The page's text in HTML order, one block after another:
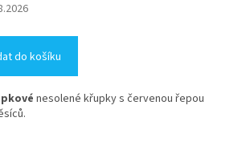
do košíku
nesolené křupky s červenou řepou